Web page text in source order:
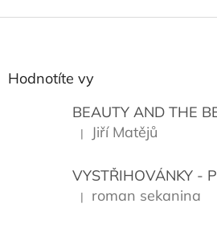
Z
Hodnotíte vy
BEAUTY AND THE
Hodnocení produktu je 5 z 5
| Jiří Matějů
Hodnocení produktu je 5 z 5
| roman sekanina